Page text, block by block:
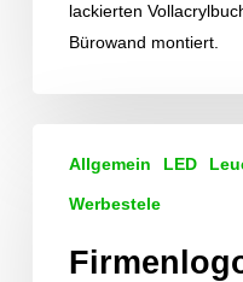
lackierten
Bürowand montiert.
Rednerpult
Allgemein LED
Werbestele